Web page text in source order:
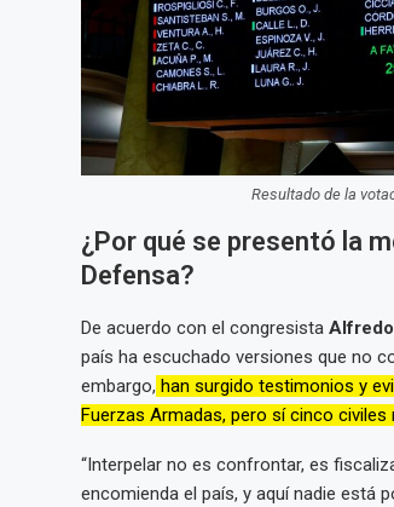
Resultado de la
¿Por qué se presentó la
Defensa?
De acuerdo con el congresista
país ha escuchado versiones que no
embargo, han surgido testimonios y
Fuerzas Armadas, pero sí cinco civiles
“Interpelar no es confrontar, es
encomienda el país, y aquí nadie está